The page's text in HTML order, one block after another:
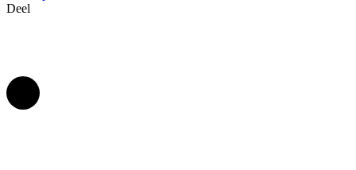
Deel